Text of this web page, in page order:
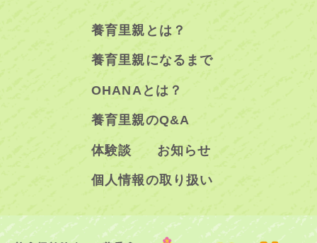
養育里親とは？
養育里親になるまで
OHANAとは？
養育里親のQ&A
体験談 お知らせ
個人情報の取り扱い